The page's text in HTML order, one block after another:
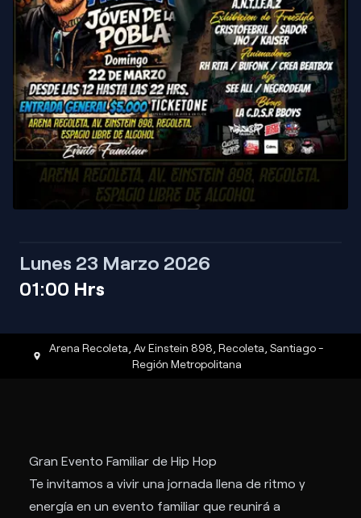
Lunes 23 Marzo 2026
01:00 Hrs
Arena Recoleta, Av Einstein 898, Recoleta ,Santiago-
Región Metropolitana
Gran Evento Familiar de Hip Hop
Te invitamos a vivir una jornada llena de ritmo y
energía en un evento familiar que reunirá a